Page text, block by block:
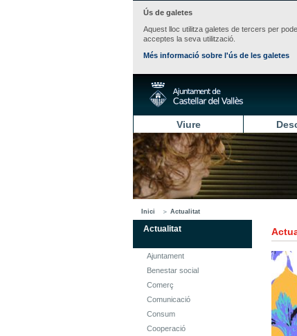
Ús de galetes
Aquest lloc utilitza galetes de tercers per
acceptes la seva utilització.
Més informació sobre l'ús de les galetes
Viure
Inici Actualitat
Actualitat
Ajuntament
Benestar social
Comerç
Comunicació
Consum
Cooperació